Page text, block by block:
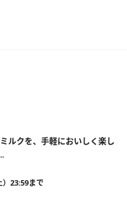
ルクを、手軽においしく楽し
）23:59まで